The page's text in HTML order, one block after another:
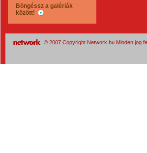
Böngéssz a galériák
között!
© 2007 Copyright Network.hu Minden jog